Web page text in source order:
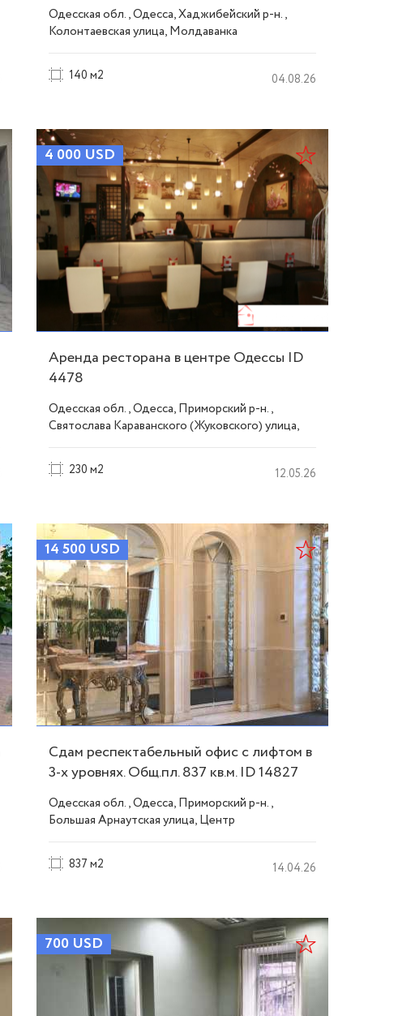
Одесская обл., Одесса, Хаджибейский р-н.,
Колонтаевская улица, Молдаванка
140 м2 04.08.26
4 000 USD
Аренда ресторана в центре Одессы ID
4478
Одесская обл., Одесса, Приморский р-н.,
Святослава Караванского (Жуковского) улица,
230 м2 12.05.26
14 500 USD
Сдам респектабельный офис с лифтом в
3-х уровнях. Общ.пл. 837 кв.м. ID 14827
Одесская обл., Одесса, Приморский р-н.,
Большая Арнаутская улица, Центр
837 м2 14.04.26
700 USD